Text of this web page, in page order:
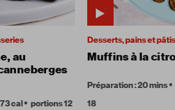
au
73 cal portions 12
Desserts, pains et
Muffins à la
Préparation : 20 mins
18